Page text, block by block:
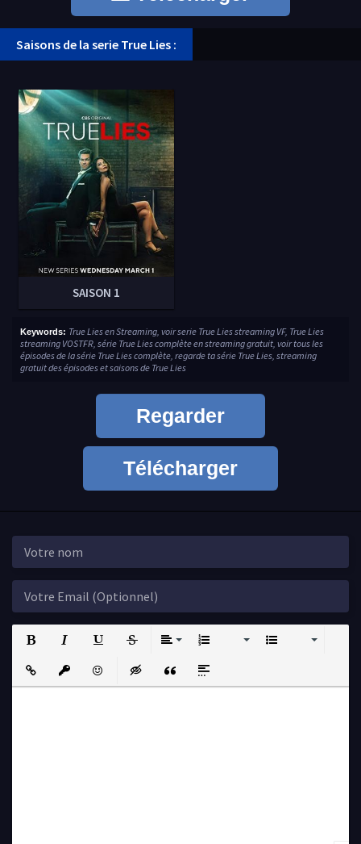
Saisons de la serie True Lies :
SAISON 1
Keywords: True Lies en Streaming, voir serie True Lies streaming VF, True Lies
streaming VOSTFR, série True Lies complète en streaming gratuit, voir tous les
épisodes de la série True Lies complète, regarde ta série True Lies, streaming
gratuit des épisodes et saisons de True Lies
Regarder
Télécharger
Insert LinkInsert protected link
EmoticonsInsert hidden text
Insert QuoteInsert spoiler